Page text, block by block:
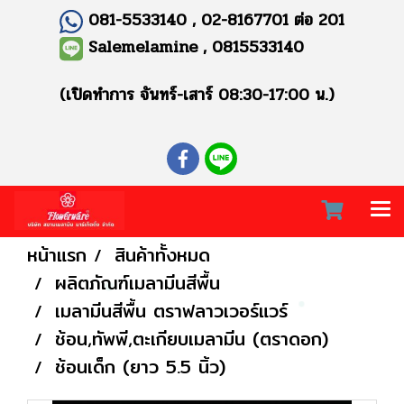
081-5533140 , 02-8167701 ต่อ 201
Salemelamine , 0815533140
(เปิดทำการ จันทร์-เสาร์ 08:30-17:00 น.)
หน้าแรก
สินค้าทั้งหมด
ผลิตภัณฑ์เมลามีนสีพื้น
เมลามีนสีพื้น ตราฟลาวเวอร์แวร์
ช้อน,ทัพพี,ตะเกียบเมลามีน (ตราดอก)
ช้อนเด็ก (ยาว 5.5 นิ้ว)